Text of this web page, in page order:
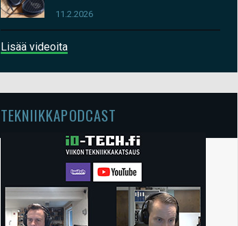
11.2.2026
Lisää videoita
TEKNIIKKAPODCAST